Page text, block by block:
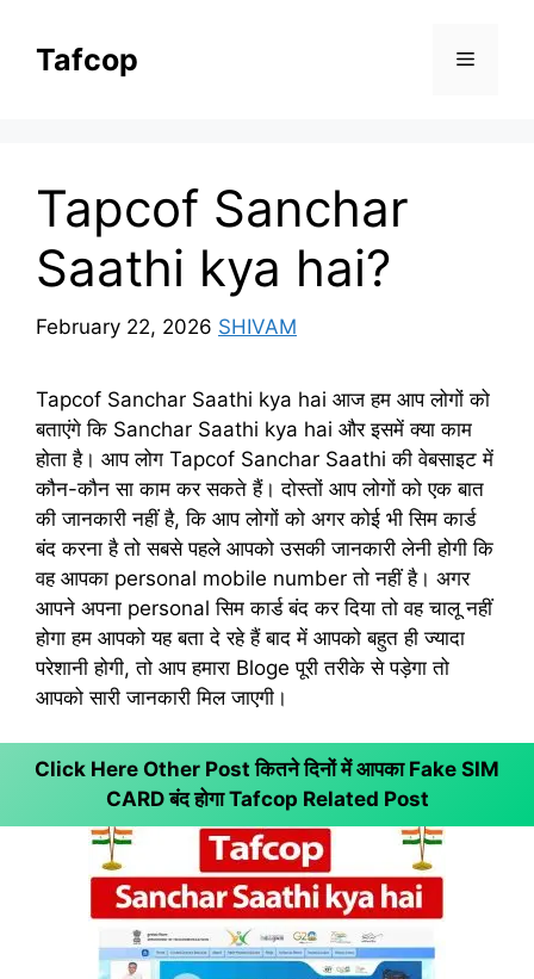
contentTafcop Menu
Tapcof Sanchar
Saathi kya hai?
February 22, 2026 SHIVAM
Tapcof Sanchar Saathi kya hai आज हम आप लोगों को
बताएंगे कि Sanchar Saathi kya hai और इसमें क्या काम
होता है। आप लोग Tapcof Sanchar Saathi की वेबसाइट में
कौन-कौन सा काम कर सकते हैं। दोस्तों आप लोगों को एक बात
की जानकारी नहीं है, कि आप लोगों को अगर कोई भी सिम कार्ड
बंद करना है तो सबसे पहले आपको उसकी जानकारी लेनी होगी कि
वह आपका personal mobile number तो नहीं है। अगर
आपने अपना personal सिम कार्ड बंद कर दिया तो वह चालू नहीं
होगा हम आपको यह बता दे रहे हैं बाद में आपको बहुत ही ज्यादा
परेशानी होगी, तो आप हमारा Bloge पूरी तरीके से पड़ेगा तो
आपको सारी जानकारी मिल जाएगी।
Click Here Other Post कितने दिनों में आपका Fake SIM
CARD बंद होगाTafcop Related Post